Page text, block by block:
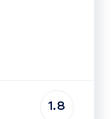
1.8